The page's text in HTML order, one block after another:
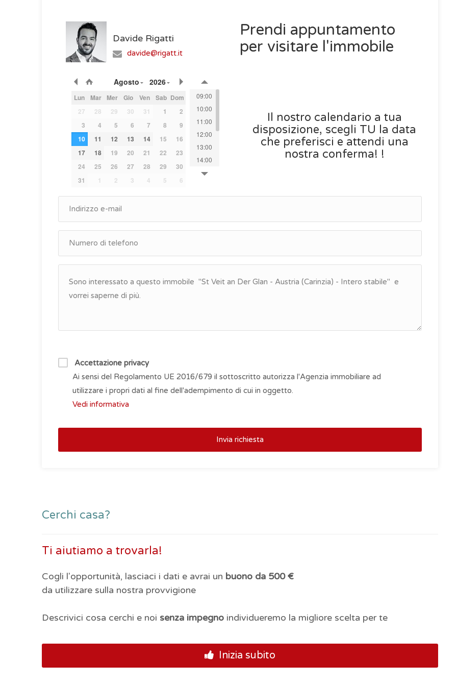
Davide Rigatti
davide@rigatt.it
Prendi appuntamento
per visitare l'immobile
Agosto 2026
Lun Mar Mer Gio Ven Sab Dom
27
28 29 30 31 1
2
3
4 5 6 7 8
9
10
11 12 13 14 15
16
17
18 19 20 21 22
23
24
25 26 27 28 29
30
31
1 2 3 4 5 6
09:00
10:00
11:00
12:00
13:00
14:00
15:00
17:00
19:00
Il nostro calendario a tua
disposizione, scegli TU la data
che preferisci e attendi una
nostra conferma! !
Accettazione privacy
Ai sensi del Regolamento UE 2016/679 il sottoscritto autorizza l'Agenzia immobiliare ad
utilizzare i propri dati al fine dell'adempimento di cui in oggetto.
Vedi informativa
Invia richiesta
Cerchi casa?
Ti aiutiamo a trovarla!
Cogli l'opportunità, lasciaci i dati e avrai un buono da 500 €
da utilizzare sulla nostra provvigione
Descrivici cosa cerchi e noi senza impegno individueremo la migliore scelta per te
Inizia subito